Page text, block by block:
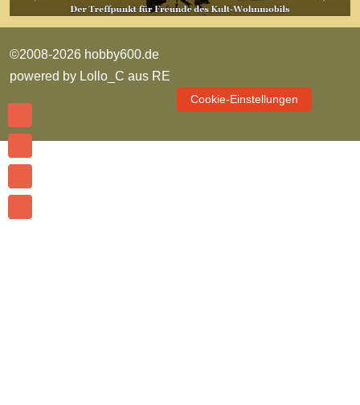
©2008-2026 hobby600.de
powered by Lollo_C aus RE
Cookie-Einstellungen